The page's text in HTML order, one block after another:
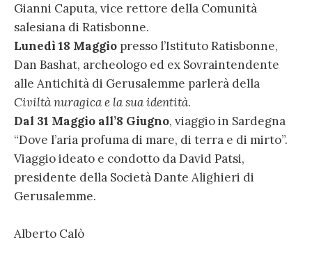
Gianni Caputa, vice rettore della Comunità
salesiana di Ratisbonne.
Lunedì 18 Maggio presso l’Istituto Ratisbonne,
Dan Bashat, archeologo ed ex Sovraintendente
alle Antichità di Gerusalemme parlerà della
Civiltà nuragica e la sua identità.
Dal 31 Maggio all’8 Giugno, viaggio in Sardegna
“Dove l’aria profuma di mare, di terra e di mirto”.
Viaggio ideato e condotto da David Patsi,
presidente della Società Dante Alighieri di
Gerusalemme.
Alberto Calò